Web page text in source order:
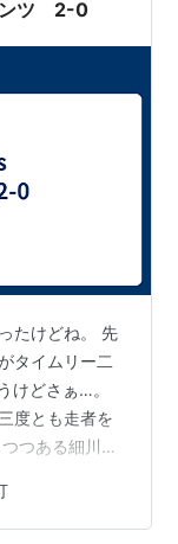
ツ 2-0
たけどね。 先
タイムリー二
けどさぁ…。
度とも走者を
つある細川の
打を失敗し
勝つためには